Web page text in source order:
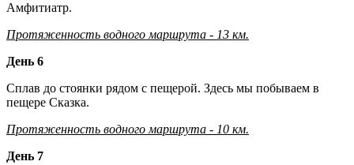
Амфитиатр.
Протяженность водного маршрута - 13 км.
День 6
Сплав до стоянки рядом с пещерой. Здесь мы побываем в
пещере Сказка.
Протяженность водного маршрута - 10 км.
День 7